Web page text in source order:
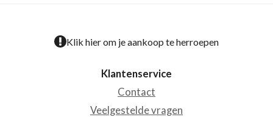
Klik hier om je aankoop te herroepen
Klantenservice
Contact
Veelgestelde vragen